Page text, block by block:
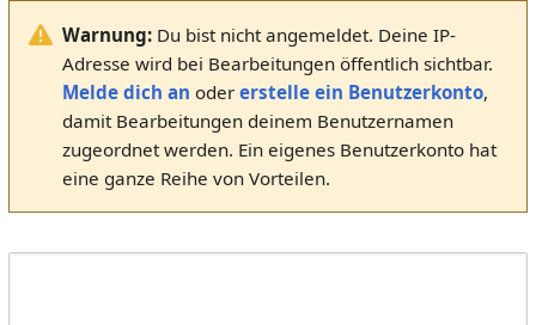
Warnung:Du bist nicht angemeldet. Deine IP-
Adresse wird bei Bearbeitungen öffentlich sichtbar.
Melde dich an oder erstelle ein Benutzerkonto,
damit Bearbeitungen deinem Benutzernamen
zugeordnet werden. Ein eigenes Benutzerkonto hat
eine ganze Reihe von Vorteilen.